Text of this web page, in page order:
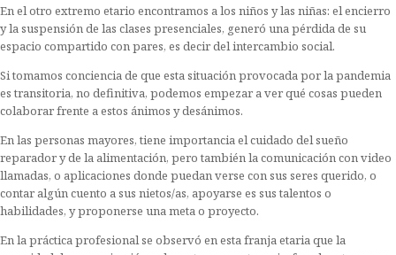
En el otro extremo etario encontramos a los niños y las niñas: el encierro
y la suspensión de las clases presenciales, generó una pérdida de su
espacio compartido con pares, es decir del intercambio social.
Si tomamos conciencia de que esta situación provocada por la pandemia
es transitoria, no definitiva, podemos empezar a ver qué cosas pueden
colaborar frente a estos ánimos y desánimos.
En las personas mayores, tiene importancia el cuidado del sueño
reparador y de la alimentación, pero también la comunicación con video
llamadas, o aplicaciones donde puedan verse con sus seres querido, o
contar algún cuento a sus nietos/as, apoyarse es sus talentos o
habilidades, y proponerse una meta o proyecto.
En la práctica profesional se observó en esta franja etaria que la